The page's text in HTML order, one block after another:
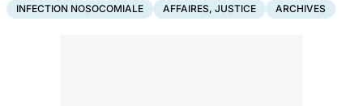
INFECTION NOSOCOMIALE AFFAIRES, JUSTICE ARCHIVES